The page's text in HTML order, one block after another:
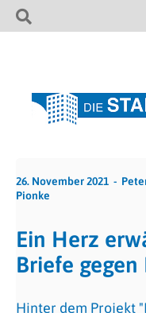
26. November 2021
Pionke
Ein Herz
Briefe
Hinter dem Projekt